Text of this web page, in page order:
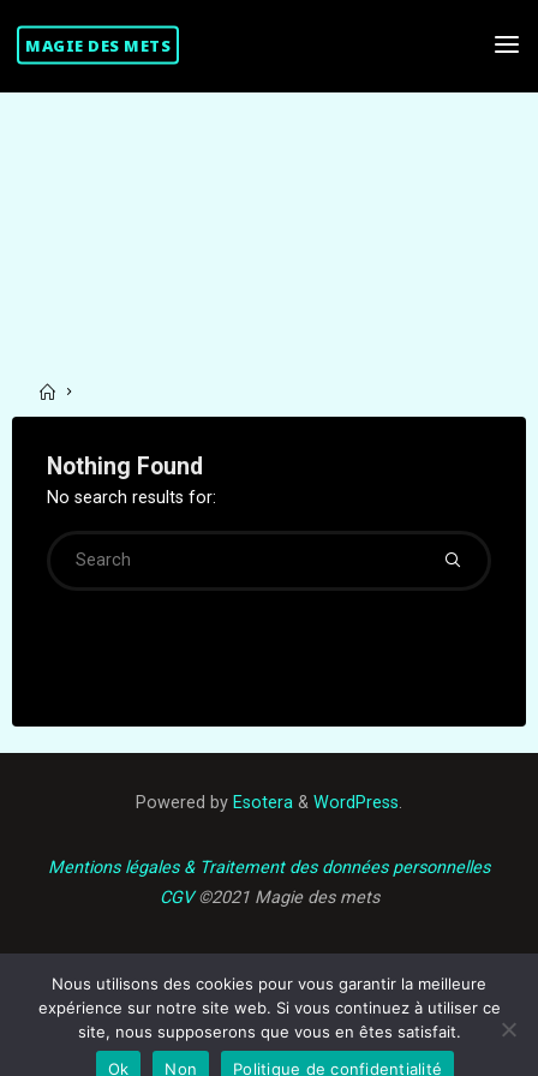
MAGIE DES METS
Home
Nothing Found
No search results for:
Powered by Esotera & WordPress.
Mentions légales & Traitement des données personnelles
CGV©2021 Magie des mets
Nous utilisons des cookies pour vous garantir la meilleure
expérience sur notre site web. Si vous continuez à utiliser ce
site, nous supposerons que vous en êtes satisfait.
Ok
Non Politique de confidentialité